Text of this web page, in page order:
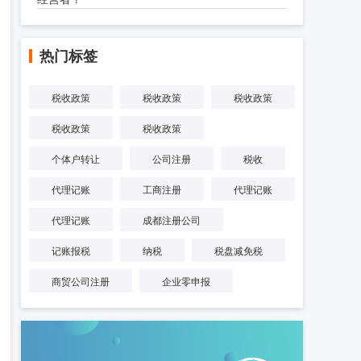
热门标签
税收政策 税收政策 税收政策
税收政策 税收政策
个体户转让 公司注册 税收
代理记账 工商注册 代理记账
代理记账 成都注册公司
记账报税 纳税 税盘减免税
商贸公司注册 企业零申报